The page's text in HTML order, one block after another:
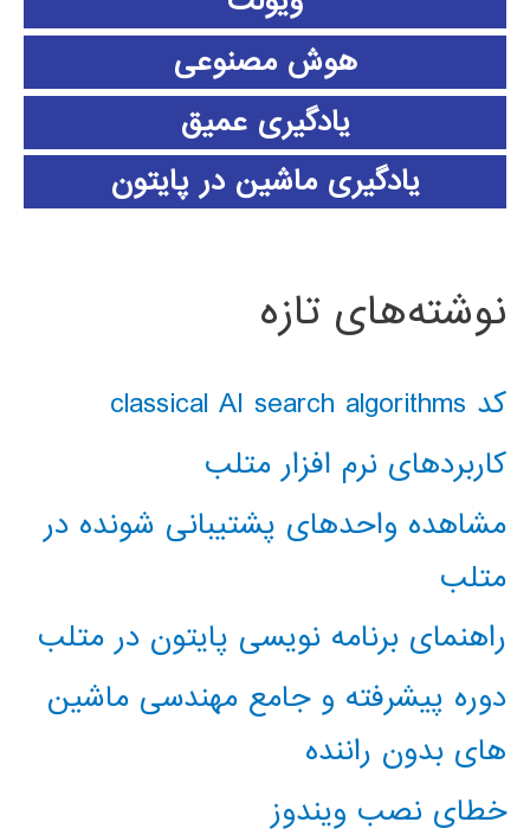
هوش مصنوعی
یادگیری عمیق
یادگیری ماشین در پایتون
نوشته‌های تازه
کد classical AI search algorithms
کاربردهای نرم افزار متلب
مشاهده واحدهای پشتیبانی شونده در
متلب
راهنمای برنامه نویسی پایتون در متلب
دوره پیشرفته و جامع مهندسی ماشین
های بدون راننده
خطای نصب ویندوز